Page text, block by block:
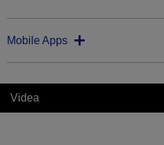
Mobile Apps
Videa